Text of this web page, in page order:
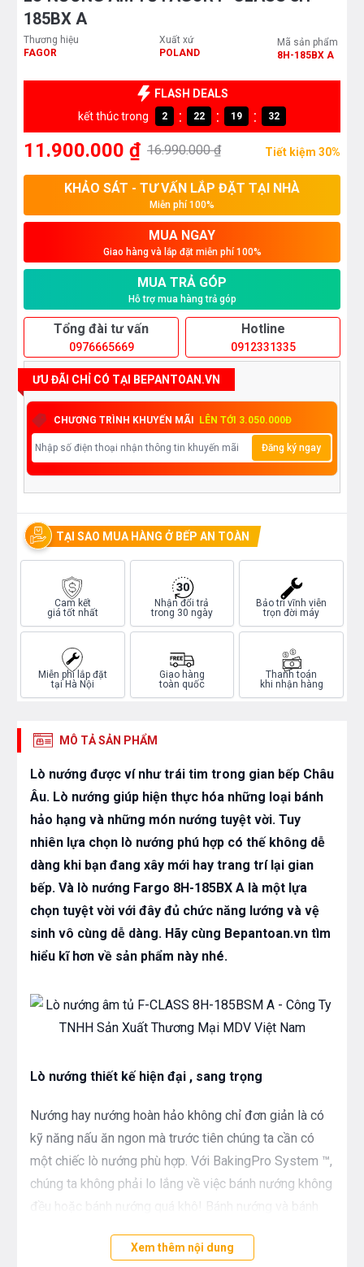
185BX A
Thương hiệu
FAGOR
Xuất xứ
POLAND
Mã sản phẩm
8H-185BX A
FLASH DEALS
kết thúc trong
2 : 22 : 19 : 31
11.900.000 ₫ 16.990.000 ₫ Tiết kiệm 30%
KHẢO SÁT - TƯ VẤN LẮP ĐẶT TẠI NHÀ
Miễn phí 100%
MUA NGAY
Giao hàng và lắp đặt miễn phí 100%
MUA TRẢ GÓP
Hỗ trợ mua hàng trả góp
Tổng đài tư vấn
0976665669
Hotline
0912331335
ƯU ĐÃI CHỈ CÓ TẠI BEPANTOAN.VN
CHƯƠNG TRÌNH KHUYẾN MÃI LÊN TỚI 3.050.000Đ
Đăng ký ngay
TẠI SAO MUA HÀNG Ở BẾP AN TOÀN
Cam kết
giá tốt nhất
Nhận đổi trả
trong 30 ngày
Bảo trì vĩnh viễn
trọn đời máy
Miễn phí lắp đặt
tại Hà Nội
Giao hàng
toàn quốc
Thanh toán
khi nhận hàng
MÔ TẢ SẢN PHẨM
Lò nướng được ví như trái tim trong gian bếp Châu
Âu. Lò nướng giúp hiện thực hóa những loại bánh
hảo hạng và những món nướng tuyệt vời. Tuy
nhiên lựa chọn lò nướng phú hợp có thế không dễ
dàng khi bạn đang xây mới hay trang trí lại gian
bếp. Và lò nướng Fargo 8H-185BX A là một lựa
chọn tuyệt vời với đây đủ chức năng lướng và vệ
sinh vô cùng dễ dàng. Hãy cùng Bepantoan.vn tìm
hiểu kĩ hơn về sản phẩm này nhé.
Lò nướng thiết kế hiện đại , sang trọng
Nướng hay nướng hoàn hảo không chỉ đơn giản là có
kỹ năng nấu ăn ngon mà trước tiên chúng ta cần có
một chiếc lò nướng phù hợp. Với BakingPro System ™,
chúng ta không phải lo lắng về việc bánh nướng không
đều hoặc bánh nướng quá khô! Bánh nướng và bánh
quá nâu ở rìa, với nhiệt độ và nhiệt độ phân bổ chính
Xem thêm nội dung